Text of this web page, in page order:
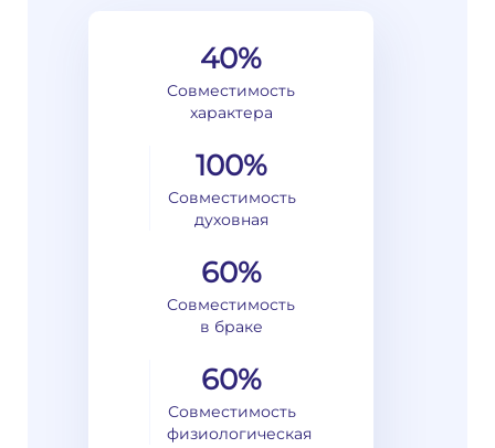
40%
Совместимость
характера
100%
Совместимость
духовная
60%
Совместимость
в браке
60%
Совместимость
физиологическая